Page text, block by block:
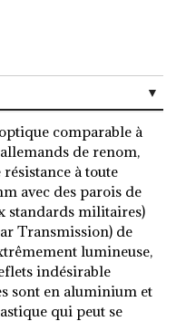
comparable à
de renom,
à toute
avec des parois de
standards militaires)
Transmission) de
lumineuse,
indésirable
sont en aluminium et
qui peut se